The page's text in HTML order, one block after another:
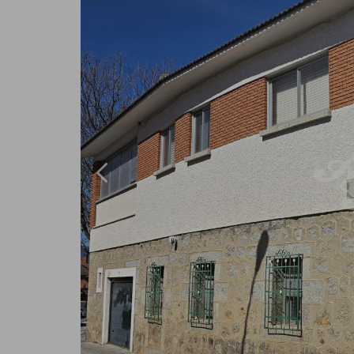
Previous